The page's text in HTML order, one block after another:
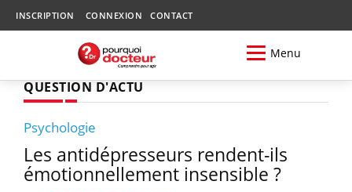
INSCRIPTION CONNEXION CONTACT
Menu
QUESTION D'ACTU
Psychologie
Les antidépresseurs rendent-ils
émotionnellement insensible ?